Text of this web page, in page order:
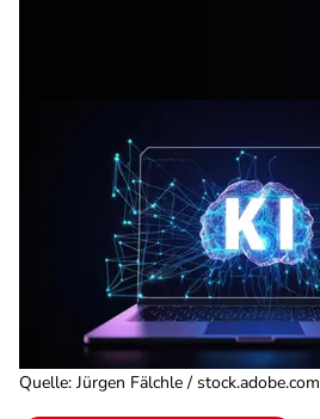
Quelle: Jürgen Fälchle / stock.adobe.com